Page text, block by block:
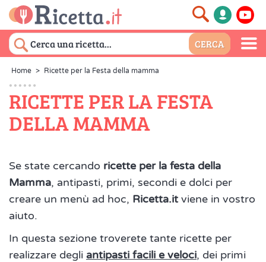
Home > Ricette per la Festa della mamma
RICETTE PER LA FESTA
DELLA MAMMA
Se state cercando ricette per la festa della
Mamma, antipasti, primi, secondi e dolci per
creare un menù ad hoc, Ricetta.itviene in vostro
aiuto.
In questa sezione troverete tante ricette per
realizzare degli antipasti facili e veloci, dei primi